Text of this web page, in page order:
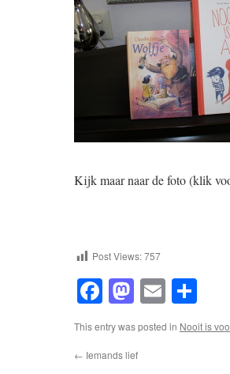
Kijk maar naar de foto (klik
Post Views:757
Facebook
Mastodon
Email
This entry was posted in Nooit is
← Iemands lief